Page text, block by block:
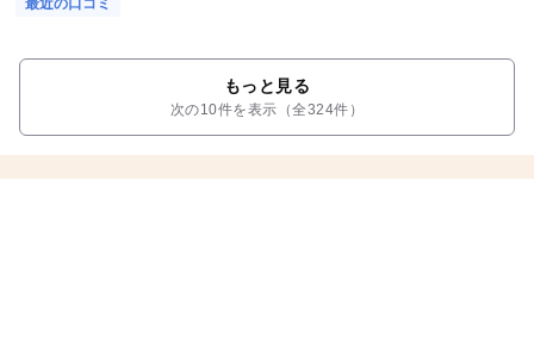
最近の口コミ
もっと見る
次の10件を表示（全324件）